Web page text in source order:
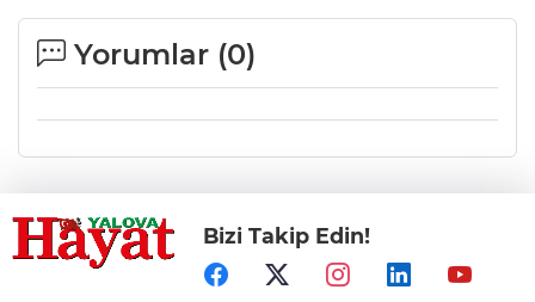
Yorumlar (0)
Bizi Takip Edin!